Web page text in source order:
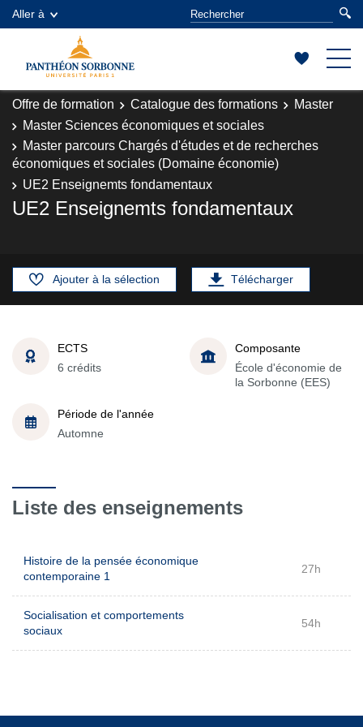
Aller à
Offre de formation Catalogue des formations
Master
Master Sciences économiques et sociales
Master parcours Chargés d'études et de recherches
économiques et sociales (Domaine économie)
UE2 Enseignemts fondamentaux
UE2 Enseignemts fondamentaux
Ajouter à la sélection Télécharger
ECTS
6 crédits
Composante
École d'économie de
la Sorbonne (EES)
Période de l'année
Automne
Liste des enseignements
Histoire de la pensée économique
contemporaine 1
27h
Socialisation et comportements
sociaux
54h